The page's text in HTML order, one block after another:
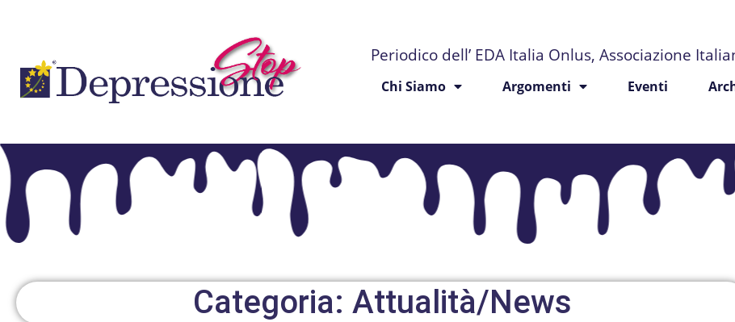
Periodico dell’ EDA Italia Onlus, Associazione
Chi Siamo Argomenti Eventi
Categoria: Attualità/News